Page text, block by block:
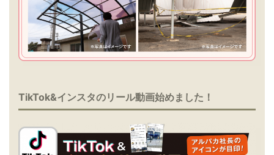
TikTok&インスタのリール動画始めました！